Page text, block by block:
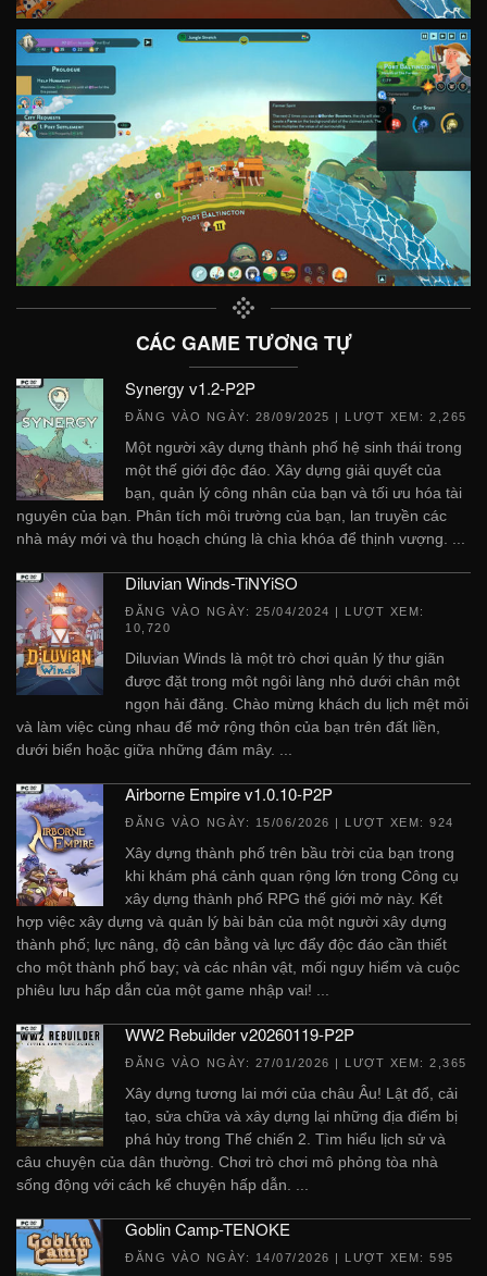
CÁC GAME TƯƠNG TỰ
Synergy v1.2-P2P
ĐĂNG VÀO NGÀY: 28/09/2025 | LƯỢT XEM: 2,265
Một người xây dựng thành phố hệ sinh thái trong
một thế giới độc đáo. Xây dựng giải quyết của
bạn, quản lý công nhân của bạn và tối ưu hóa tài
nguyên của bạn. Phân tích môi trường của bạn, lan truyền các
nhà máy mới và thu hoạch chúng là chìa khóa để thịnh vượng. ...
Diluvian Winds-TiNYiSO
ĐĂNG VÀO NGÀY: 25/04/2024 | LƯỢT XEM:
10,720
Diluvian Winds là một trò chơi quản lý thư giãn
được đặt trong một ngôi làng nhỏ dưới chân một
ngọn hải đăng. Chào mừng khách du lịch mệt mỏi
và làm việc cùng nhau để mở rộng thôn của bạn trên đất liền,
dưới biển hoặc giữa những đám mây. ...
Airborne Empire v1.0.10-P2P
ĐĂNG VÀO NGÀY: 15/06/2026 | LƯỢT XEM: 924
Xây dựng thành phố trên bầu trời của bạn trong
khi khám phá cảnh quan rộng lớn trong Công cụ
xây dựng thành phố RPG thế giới mở này. Kết
hợp việc xây dựng và quản lý bài bản của một người xây dựng
thành phố; lực nâng, độ cân bằng và lực đẩy độc đáo cần thiết
cho một thành phố bay; và các nhân vật, mối nguy hiểm và cuộc
phiêu lưu hấp dẫn của một game nhập vai! ...
WW2 Rebuilder v20260119-P2P
ĐĂNG VÀO NGÀY: 27/01/2026 | LƯỢT XEM: 2,365
Xây dựng tương lai mới của châu Âu! Lật đổ, cải
tạo, sửa chữa và xây dựng lại những địa điểm bị
phá hủy trong Thế chiến 2. Tìm hiểu lịch sử và
câu chuyện của dân thường. Chơi trò chơi mô phỏng tòa nhà
sống động với cách kể chuyện hấp dẫn. ...
Goblin Camp-TENOKE
ĐĂNG VÀO NGÀY: 14/07/2026 | LƯỢT XEM: 595